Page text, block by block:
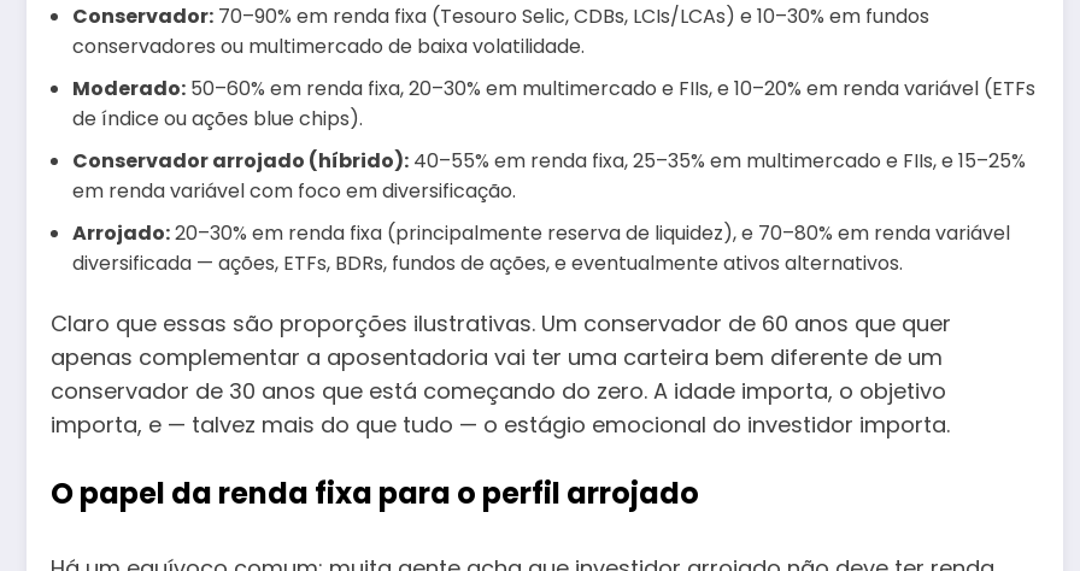
Conservador: 70–90% em renda fixa (Tesouro Selic, CDBs, LCIs/LCAs) e 10–30% em fundos
conservadores ou multimercado de baixa volatilidade.
Moderado: 50–60% em renda fixa, 20–30% em multimercado e FIIs, e 10–20% em renda variável (ETFs
de índice ou ações blue chips).
Conservador arrojado (híbrido): 40–55% em renda fixa, 25–35% em multimercado e FIIs, e 15–25%
em renda variável com foco em diversificação.
Arrojado:20–30% em renda fixa (principalmente reserva de liquidez), e 70–80% em renda variável
diversificada — ações, ETFs, BDRs, fundos de ações, e eventualmente ativos alternativos.
Claro que essas são proporções ilustrativas. Um conservador de 60 anos que quer
apenas complementar a aposentadoria vai ter uma carteira bem diferente de um
conservador de 30 anos que está começando do zero. A idade importa, o objetivo
importa, e — talvez mais do que tudo — o estágio emocional do investidor importa.
O papel da renda fixa para o perfil arrojado